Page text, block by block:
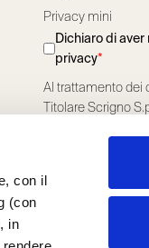
con il
(con
in
Privacy mini
Dichiaro di
privacy*
Al trattamento dei
Titolare Scrigno
Al trattamento dei
parte del Titolare
2.5 lett. a) della